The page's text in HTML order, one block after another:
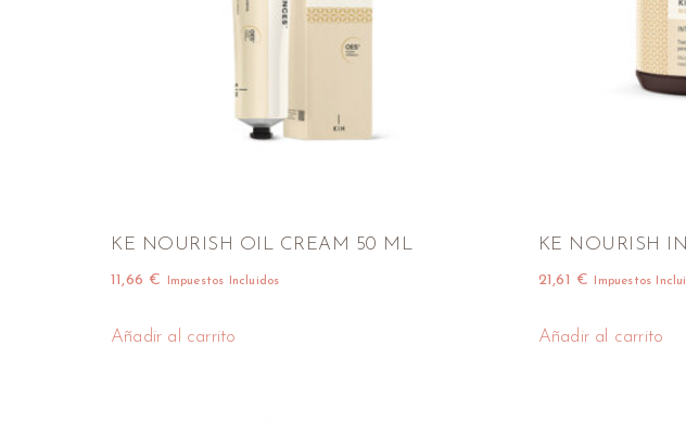
KE NOURISH OIL CREAM 50 ML
11,66 € Impuestos Incluidos
Añadir al carrito
KE NOURISH
21,61 € Impuestos
Añadir al carrito